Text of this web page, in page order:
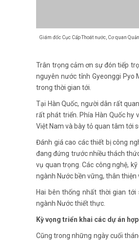
Trân trọng cảm ơn sự đón tiếp
nguyên nước tỉnh Gyeonggi
trong thời gian tới.
Tại Hàn Quốc, người dân rất
rất phát triển. Phía Hàn Quốc
Việt Nam và bày tỏ quan tâm tới
Đánh giá cao các thiết bị công
đang đứng trước nhiều thách
vụ quan trọng. Các công nghệ,
ngành Nước bền vững, thân